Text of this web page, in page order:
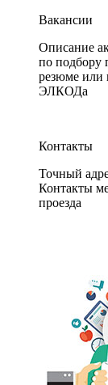
Вакансии
Описание
по подбору
резюме или
ЭЛКОДа
Контакты
Точный
Контакты
проезда